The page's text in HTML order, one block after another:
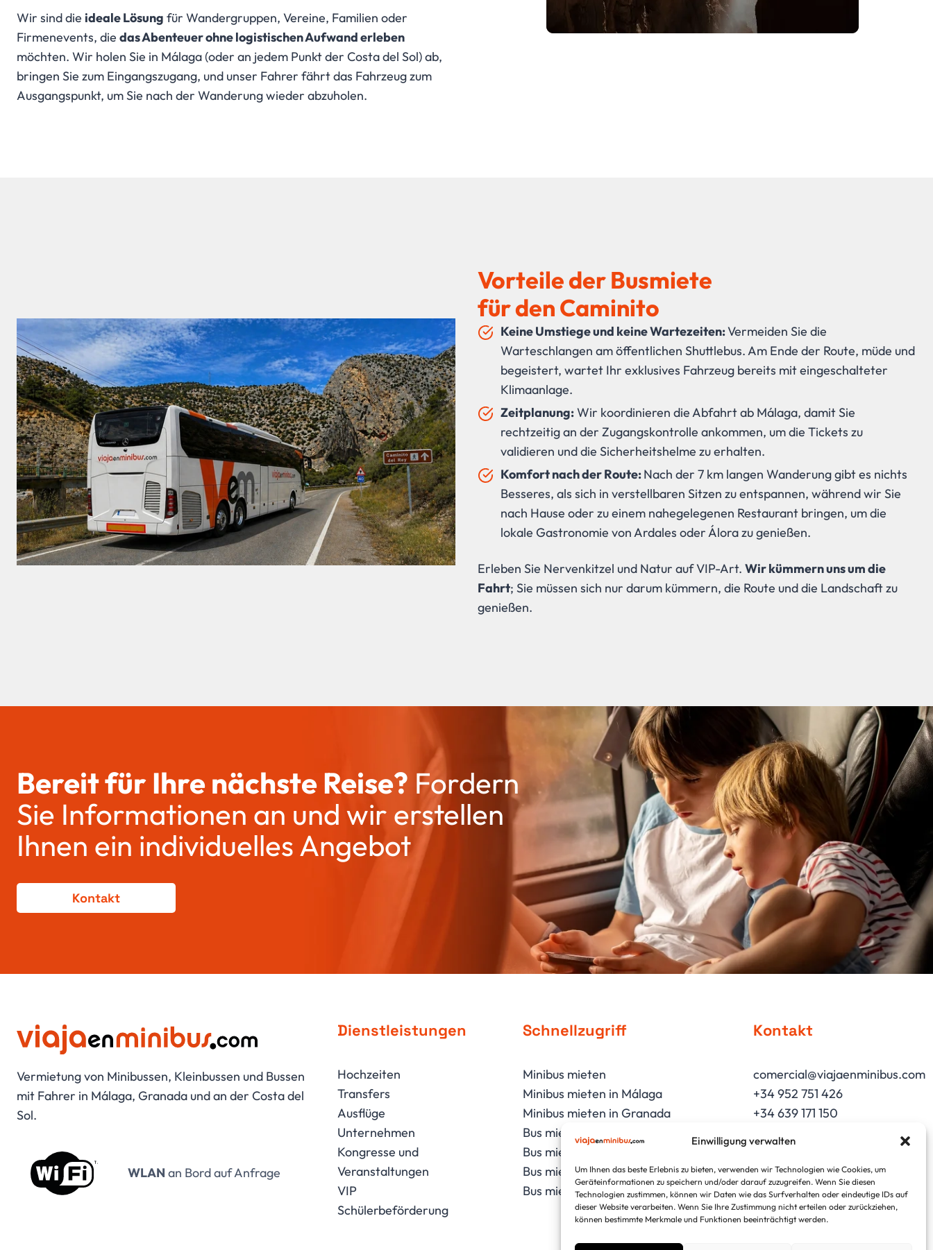
Einwilligung verwalten
Um Ihnen das beste Erlebnis zu bieten, verwenden wir Technologien wie Cookies, um
Geräteinformationen zu speichern und/oder darauf zuzugreifen. Wenn Sie diesen
Technologien zustimmen, können wir Daten wie das Surfverhalten oder eindeutige IDs auf
dieser Website verarbeiten. Wenn Sie Ihre Zustimmung nicht erteilen oder zurückziehen,
können bestimmte Merkmale und Funktionen beeinträchtigt werden.
Wir sind die ideale Lösung für Wandergruppen, Vereine, Familien oder
Firmenevents, die das Abenteuer ohne logistischen Aufwand erleben
möchten. Wir holen Sie in Málaga (oder an jedem Punkt der Costa del Sol) ab,
bringen Sie zum Eingangszugang, und unser Fahrer fährt das Fahrzeug zum
Ausgangspunkt, um Sie nach der Wanderung wieder abzuholen.
Vorteile der Busmiete
für den Caminito
Keine Umstiege und keine Wartezeiten:Vermeiden Sie die
Warteschlangen am öffentlichen Shuttlebus. Am Ende der Route, müde und
begeistert, wartet Ihr exklusives Fahrzeug bereits mit eingeschalteter
Klimaanlage.
Zeitplanung:Wir koordinieren die Abfahrt ab Málaga, damit Sie
rechtzeitig an der Zugangskontrolle ankommen, um die Tickets zu
validieren und die Sicherheitshelme zu erhalten.
Komfort nach der Route:Nach der 7 km langen Wanderung gibt es nichts
Besseres, als sich in verstellbaren Sitzen zu entspannen, während wir Sie
nach Hause oder zu einem nahegelegenen Restaurant bringen, um die
lokale Gastronomie von Ardales oder Álora zu genießen.
Erleben Sie Nervenkitzel und Natur auf VIP-Art. Wir kümmern uns um die
Fahrt; Sie müssen sich nur darum kümmern, die Route und die Landschaft zu
genießen.
Bereit für Ihre nächste Reise? Fordern
Sie Informationen an und wir erstellen
Ihnen ein individuelles Angebot
Kontakt
Vermietung von Minibussen, Kleinbussen und Bussen
mit Fahrer in Málaga, Granada und an der Costa del
Sol.
WLAN an Bord auf Anfrage
Dienstleistungen
Hochzeiten
Transfers
Ausflüge
Unternehmen
Kongresse und
Veranstaltungen
VIP
Schülerbeförderung
Schnellzugriff
Minibus mieten
Minibus mieten in Málaga
Minibus mieten in Granada
Bus mieten
Bus mieten in Málaga
Bus mieten in Granada
Bus mieten in Antequera
Kontakt
comercial@viajaenminibus.com
+34 952 751 426
+34 639 171 150
952 751 426